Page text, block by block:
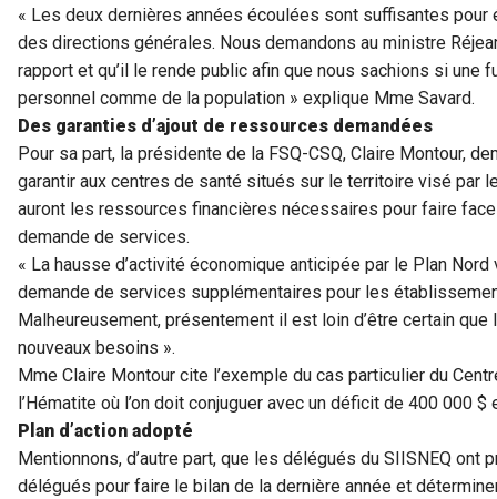
« Les deux dernières années écoulées sont suffisantes
des directions générales. Nous demandons au ministre
rapport et qu’il le rende public afin que nous sachions si une
personnel comme de la population » explique Mme Savard.
Des garanties d’ajout de ressources demandées
Pour sa part, la présidente de la FSQ-CSQ, Claire Montour,
garantir aux centres de santé situés sur le territoire visé par
auront les ressources financières nécessaires pour faire
demande de services.
« La hausse d’activité économique anticipée par le Plan
demande de services supplémentaires pour les
Malheureusement, présentement il est loin d’être certain que
nouveaux besoins ».
Mme Claire Montour cite l’exemple du cas particulier du
l’Hématite où l’on doit conjuguer avec un déficit de 400 000
Plan d’action adopté
Mentionnons, d’autre part, que les délégués du SIISNEQ
délégués pour faire le bilan de la dernière année et